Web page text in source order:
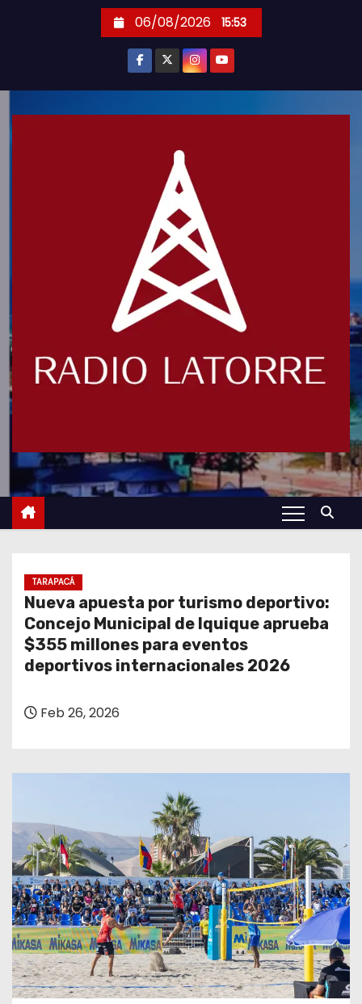
06/08/2026 15:53
TARAPACÁ
Nueva apuesta por turismo deportivo:
Concejo Municipal de Iquique aprueba
$355 millones para eventos
deportivos internacionales 2026
Feb 26, 2026